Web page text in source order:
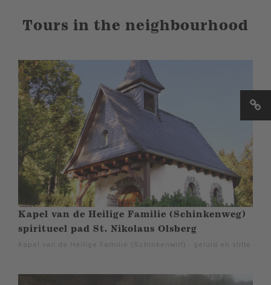
Tours in the neighbourhood
Kapel van de Heilige Familie (Schinkenweg)
spiritueel pad St. Nikolaus Olsberg
Kapel van de Heilige Familie (Schinkenwirt) - geluid en stilte